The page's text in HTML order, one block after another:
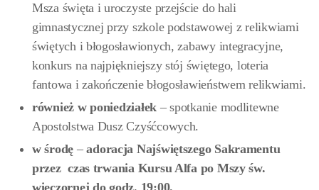
Msza święta i uroczyste przejście do hali
gimnastycznej przy szkole podstawowej z relikwiami
świętych i błogosławionych, zabawy integracyjne,
konkurs na najpiękniejszy stój świętego, loteria
fantowa i zakończenie błogosławieństwem relikwiami.
również w poniedziałek – spotkanie modlitewne
Apostolstwa Dusz Czyśćcowych.
w środę –adoracja Najświętszego Sakramentu
przez czas trwania Kursu Alfa po Mszy św.
wieczornej do godz. 19:00.